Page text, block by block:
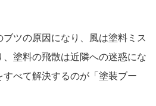
ツの原因になり、風は塗料ミス
、塗料の飛散は近隣への迷惑にな
べて解決するのが「塗装ブー